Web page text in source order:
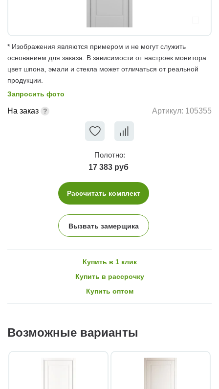
* Изображения являются примером и не могут служить
основанием для заказа. В зависимости от настроек монитора
цвет шпона, эмали и стекла может отличаться от реальной
продукции.
Запросить фото
На заказ Артикул: 105355
Полотно:
17 383 руб
Рассчитать комплект
Вызвать замерщика
Купить в 1 клик
Купить в рассрочку
Купить оптом
Возможные варианты